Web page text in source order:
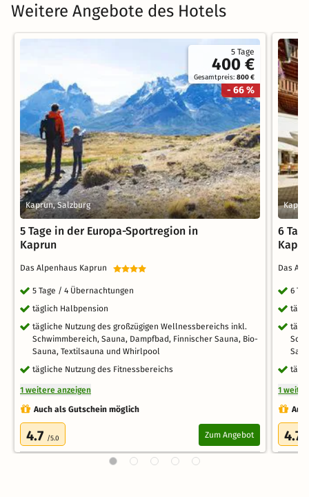
Weitere Angebote des Hotels
5 Tage
400 €
Gesamtpreis:800 €
- 66 %
Kaprun, Salzburg
5 Tage in der Europa-Sportregion in
Kaprun
Das Alpenhaus Kaprun
5 Tage / 4 Übernachtungen
täglich Halbpension
tägliche Nutzung des großzügigen Wellnessbereichs inkl.
Schwimmbereich, Sauna, Dampfbad, Finnischer Sauna, Bio-
Sauna, Textilsauna und Whirlpool
tägliche Nutzung des Fitnessbereichs
1 weitere anzeigen
Auch als Gutschein möglich
4.7 /5.0 Zum Angebot
6
Das
6
1
4.7